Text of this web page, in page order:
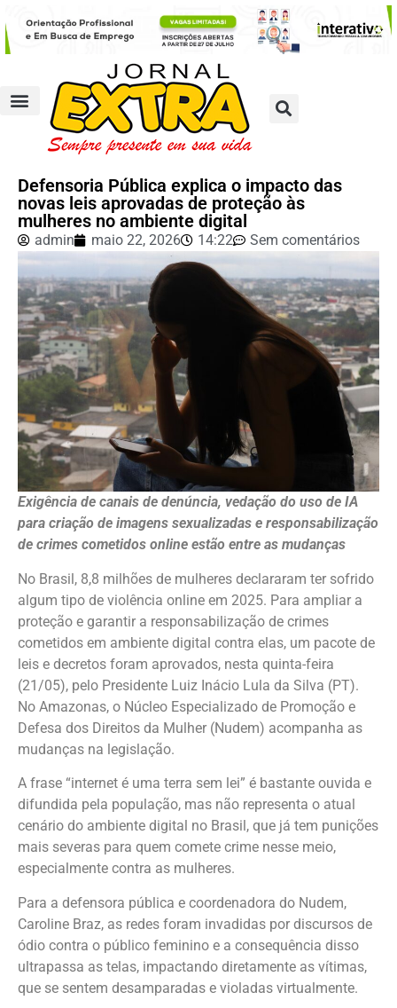
Defensoria Pública explica o impacto das
novas leis aprovadas de proteção às
mulheres no ambiente digital
admin maio 22, 2026 14:22 Sem comentários
Exigência de canais de denúncia, vedação do uso de IA
para criação de imagens sexualizadas e responsabilização
de crimes cometidos online estão entre as mudanças
No Brasil, 8,8 milhões de mulheres declararam ter sofrido
algum tipo de violência online em 2025. Para ampliar a
proteção e garantir a responsabilização de crimes
cometidos em ambiente digital contra elas, um pacote de
leis e decretos foram aprovados, nesta quinta-feira
(21/05), pelo Presidente Luiz Inácio Lula da Silva (PT).
No Amazonas, o Núcleo Especializado de Promoção e
Defesa dos Direitos da Mulher (Nudem) acompanha as
mudanças na legislação.
A frase “internet é uma terra sem lei” é bastante ouvida e
difundida pela população, mas não representa o atual
cenário do ambiente digital no Brasil, que já tem punições
mais severas para quem comete crime nesse meio,
especialmente contra as mulheres.
Para a defensora pública e coordenadora do Nudem,
Caroline Braz, as redes foram invadidas por discursos de
ódio contra o público feminino e a consequência disso
ultrapassa as telas, impactando diretamente as vítimas,
que se sentem desamparadas e violadas virtualmente.